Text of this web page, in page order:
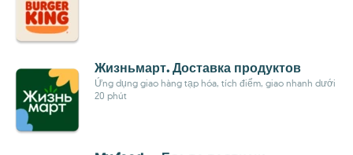
Жизньмарт. Доставка продуктов
Ứng dụng giao hàng tạp hóa, tích điểm, giao nhanh dưới
20 phút